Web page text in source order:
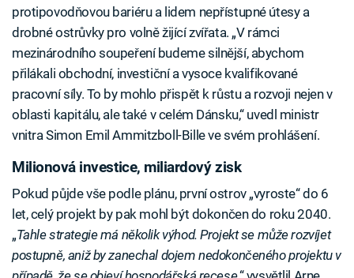
protipovodňovou bariéru a lidem nepřístupné útesy a
drobné ostrůvky pro volně žijící zvířata. „V rámci
mezinárodního soupeření budeme silnější, abychom
přilákali obchodní, investiční a vysoce kvalifikované
pracovní síly. To by mohlo přispět k růstu a rozvoji nejen v
oblasti kapitálu, ale také v celém Dánsku,“ uvedl ministr
vnitra Simon Emil Ammitzboll-Bille ve svém prohlášení.
Milionová investice, miliardový zisk
Pokud půjde vše podle plánu, první ostrov „vyroste“ do 6
let, celý projekt by pak mohl být dokončen do roku 2040.
„Tahle strategie má několik výhod. Projekt se může rozvíjet
postupně, aniž by zanechal dojem nedokončeného projektu v